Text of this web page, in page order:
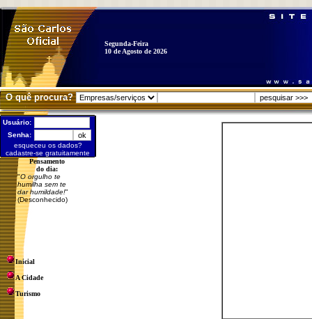
Segunda-Feira
10 de Agosto de 2026
O quê procura?
Usuário:
Senha:
esqueceu os dados?
cadastre-se gratuitamente
Pensamento
do dia:
"O orgulho te
humilha sem te
dar humildade!"
(Desconhecido)
Inicial
A Cidade
Turismo